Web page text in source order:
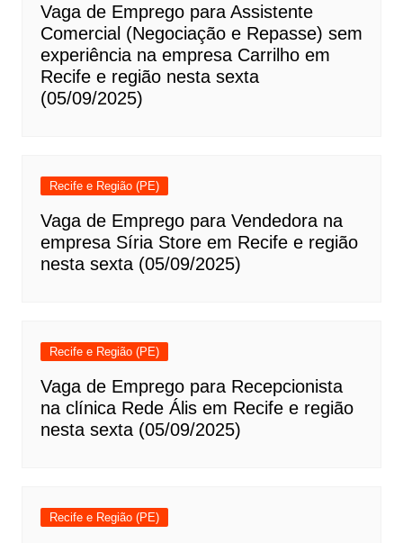
Vaga de Emprego para Assistente
Comercial (Negociação e Repasse) sem
experiência na empresa Carrilho em
Recife e região nesta sexta
(05/09/2025)
Recife e Região (PE)
Vaga de Emprego para Vendedora na
empresa Síria Store em Recife e região
nesta sexta (05/09/2025)
Recife e Região (PE)
Vaga de Emprego para Recepcionista
na clínica Rede Ális em Recife e região
nesta sexta (05/09/2025)
Recife e Região (PE)